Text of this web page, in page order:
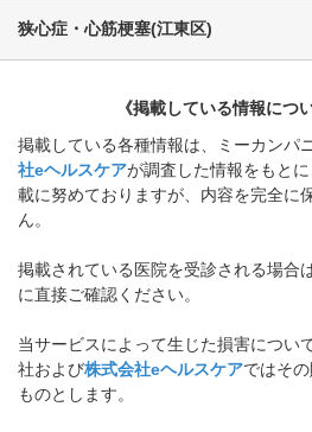
狭心症・心筋梗塞(江東区)
《掲載している情報につ
掲載している各種情報は、ミーカンパ
社eヘルスケアが調査した情報をもと
載に努めておりますが、内容を完全に
ん。
掲載されている医院を受診される場合
に直接ご確認ください。
当サービスによって生じた損害につい
社および株式会社eヘルスケアではそ
ものとします。